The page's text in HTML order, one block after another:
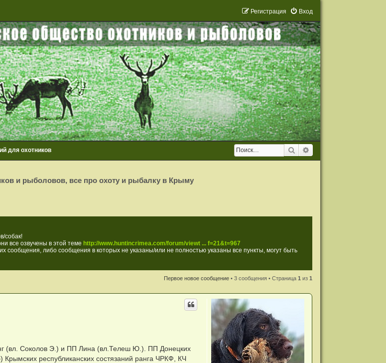
Вход
Регистрация
Поиск
для охотников
и рыболовов, все про охоту и рыбалку в Крыму
собак!
все озвучены в этой теме http://www.huntincrimea.com/forum/viewt ... f=21&t=967
сообщения, либо сообщения в которых не указаны/или не полностью указаны все пункты, могут быть
Первое новое сообщение • 3 сообщения • Страница1 из1
(вл. Соколов Э.) и ПП Лина (вл.Телеш Ю.). ПП Донецких
республиканских состязаний ранга ЧРКФ, КЧ